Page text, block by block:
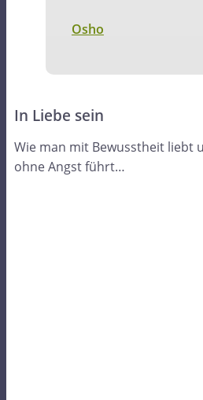
Osho
In Liebe sein
Wie man mit Bewusstheit liebt
ohne Angst führt…